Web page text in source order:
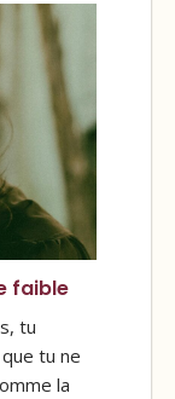
faible
tu
tu ne
la